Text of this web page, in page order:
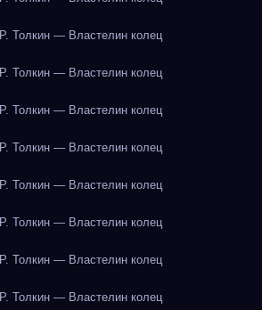
Толкин — Властелин колец
Толкин — Властелин колец
Толкин — Властелин колец
Толкин — Властелин колец
Толкин — Властелин колец
Толкин — Властелин колец
Толкин — Властелин колец
Толкин — Властелин колец